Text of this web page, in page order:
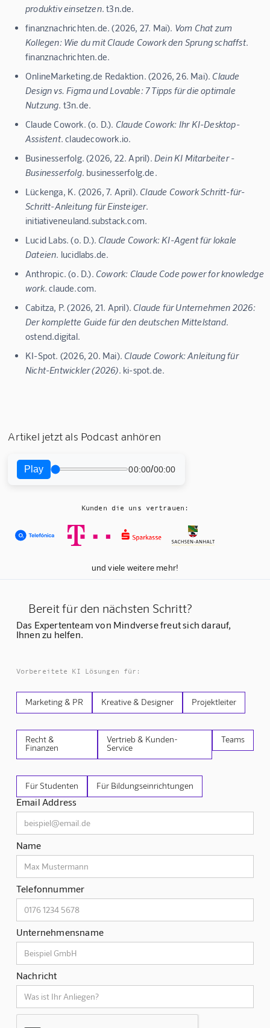
produktiv einsetzen. t3n.de.
finanznachrichten.de. (2026, 27. Mai). Vom Chat zum
Kollegen: Wie du mit Claude Cowork den Sprung schaffst.
finanznachrichten.de.
OnlineMarketing.de Redaktion. (2026, 26. Mai). Claude
Design vs. Figma und Lovable: 7 Tipps für die optimale
Nutzung. t3n.de.
Claude Cowork. (o. D.). Claude Cowork: Ihr KI-Desktop-
Assistent. claudecowork.io.
Businesserfolg. (2026, 22. April). Dein KI Mitarbeiter -
Businesserfolg. businesserfolg.de.
Lückenga, K. (2026, 7. April). Claude Cowork Schritt-für-
Schritt-Anleitung für Einsteiger.
initiativeneuland.substack.com.
Lucid Labs. (o. D.). Claude Cowork: KI-Agent für lokale
Dateien. lucidlabs.de.
Anthropic. (o. D.). Cowork: Claude Code power for knowledge
work. claude.com.
Cabitza, P. (2026, 21. April). Claude für Unternehmen 2026:
Der komplette Guide für den deutschen Mittelstand.
ostend.digital.
KI-Spot. (2026, 20. Mai). Claude Cowork: Anleitung für
Nicht-Entwickler (2026). ki-spot.de.
Artikel jetzt als Podcast anhören
Play 00:00/00:00
Kunden die uns vertrauen:
und viele weitere mehr!
Bereit für den nächsten Schritt?
Das Expertenteam von Mindverse freut sich darauf,
Ihnen zu helfen.
Vorbereitete KI Lösungen für:
Marketing & PR Kreative & Designer Projektleiter
Recht &
Finanzen
Vertrieb & Kunden-
Service
Teams
Für Studenten Für Bildungseinrichtungen
Email Address
Name
Telefonnummer
Unternehmensname
Nachricht